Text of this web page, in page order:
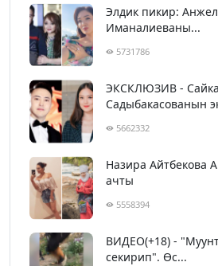
Элдик пикир:
Иманалиеваны...
5731786
ЭКСКЛЮЗИВ -
Садыбакасованын
5662332
Назира Айтбекова
ачты
5558394
ВИДЕО(+18) -
секирип". Өс...